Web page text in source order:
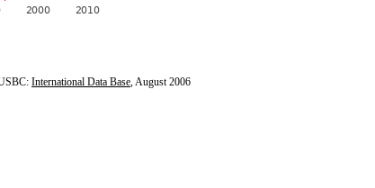
International Data Base, August 2006